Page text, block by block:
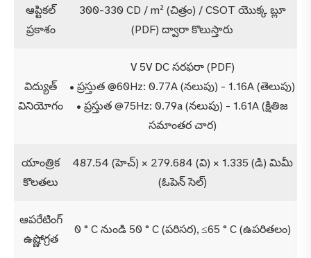
ఆప్టికల్
ప్రకాశం
300-330 CD / m² (చిత్రం) / CSOT యొక్క బ్లూ
(PDF) ద్వారా కొలుస్తారు
విద్యుత్
వినియోగం
V 5V DC సరఫరా (PDF)
• ప్రస్తుత @60Hz: 0.77A (నలుపు) - 1.16A (తెలుపు)
• ప్రస్తుత @75Hz: 0.79a (నలుపు) - 1.61A (క్షితిజ
సమాంతర చార)
యాంత్రిక
కొలతలు
487.54 (హెచ్) × 279.684 (వి) × 1.335 (డి) మిమీ
(ఓపెన్ సెల్)
ఆపరేటింగ్
ఉష్ణోగ్రత
0 ° C నుండి 50 ° C (పరిసర), ≤65 ° C (ఉపరితలం)